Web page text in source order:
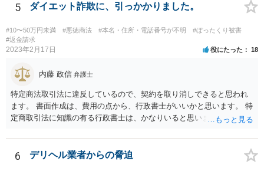
5 ダイエット詐欺に、引っかかりました。
#10〜50万円未満 #悪徳商法 #本名・住所・電話番号が不明
#ぼったくり被害
#返金請求
2023年2月17日 役にたった 18
内藤 政信 弁護士
特定商法取引法に違反しているので、契約を取り消しできると思われ
ます。 書面作成は、費用の点から、行政書士がいいかと思います。 特
定商取引法に知識の有る行政書士は、かなりいると思います。 問い合
6 デリヘル業者からの脅迫